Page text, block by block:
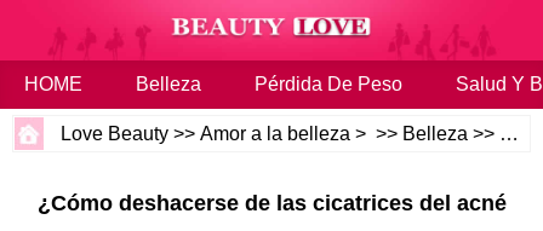
HOME Belleza Pérdida De Peso Salud Y
Love Beauty >>Amor a la belleza > >> Belleza >>
¿Cómo deshacerse de las cicatrices del acné